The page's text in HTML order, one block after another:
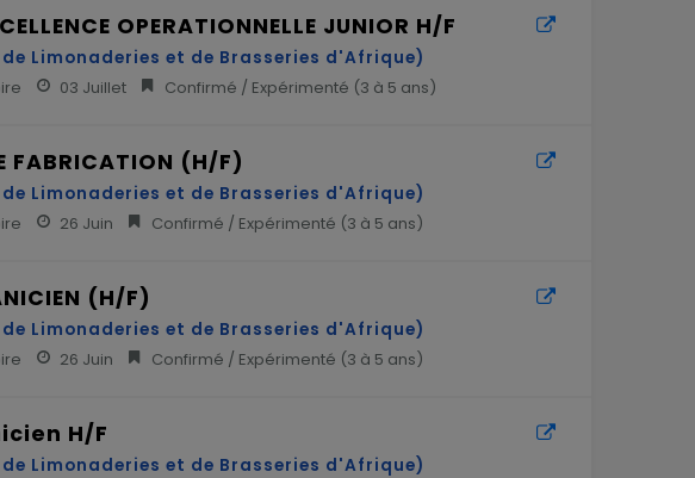
OPERATIONNELLE JUNIOR H/F
de Limonaderies et de Brasseries d'Afrique)
03 Juillet Confirmé / Expérimenté (3 à 5 ans)
FABRICATION (H/F)
de Limonaderies et de Brasseries d'Afrique)
26 Juin Confirmé / Expérimenté (3 à 5 ans)
(H/F)
de Limonaderies et de Brasseries d'Afrique)
26 Juin Confirmé / Expérimenté (3 à 5 ans)
H/F
de Limonaderies et de Brasseries d'Afrique)